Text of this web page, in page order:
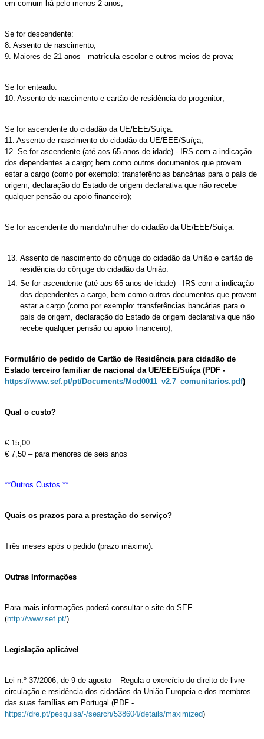
em comum há pelo menos 2 anos;
Se for descendente:
8. Assento de nascimento;
9. Maiores de 21 anos - matrícula escolar e outros meios de prova;
Se for enteado:
10. Assento de nascimento e cartão de residência do progenitor;
Se for ascendente do cidadão da UE/EEE/Suíça:
11. Assento de nascimento do cidadão da UE/EEE/Suíça;
12. Se for ascendente (até aos 65 anos de idade) - IRS com a indicação
dos dependentes a cargo; bem como outros documentos que provem
estar a cargo (como por exemplo: transferências bancárias para o país de
origem, declaração do Estado de origem declarativa que não recebe
qualquer pensão ou apoio financeiro);
Se for ascendente do marido/mulher do cidadão da UE/EEE/Suíça:
Assento de nascimento do cônjuge do cidadão da União e cartão de
residência do cônjuge do cidadão da União.
Se for ascendente (até aos 65 anos de idade) - IRS com a indicação
dos dependentes a cargo, bem como outros documentos que provem
estar a cargo (como por exemplo: transferências bancárias para o
país de origem, declaração do Estado de origem declarativa que não
recebe qualquer pensão ou apoio financeiro);
Formulário de pedido de Cartão de Residência para cidadão de
Estado terceiro familiar de nacional da UE/EEE/Suíça (PDF​ -
https://www.sef.pt/pt/Documents/Mod0011_v2.7_comunitarios.pdf)
Qual o custo?
€ 15,00
€ 7,50 – para menores de seis anos
**Outros Custos **
Quais os prazos para a prestação do serviço?
Três meses após o pedido (prazo máximo).
Outras Informações
Para mais informações poderá consultar o site do SEF
(http://www.sef.pt/).
Legislação aplicável
Lei n.º 37/2006, de 9 de agosto – Regula o exercício do direito de livre
circulação e residência dos cidadãos da União Europeia e dos membros
das suas famílias em Portugal (PDF​ -
https://dre.pt/pesquisa/-/search/538604/details/maximized)